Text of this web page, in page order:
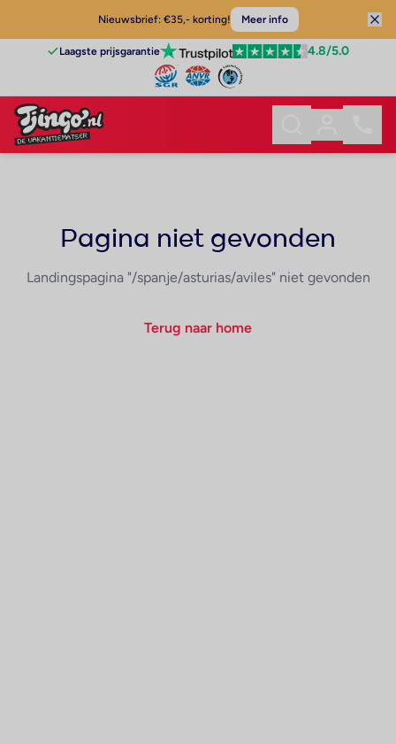
Nieuwsbrief: €35,- korting! Meer info
Laagste prijsgarantie 4.8/5.0
Pagina niet gevonden
Landingspagina "/spanje/asturias/aviles" niet gevonden
Terug naar home